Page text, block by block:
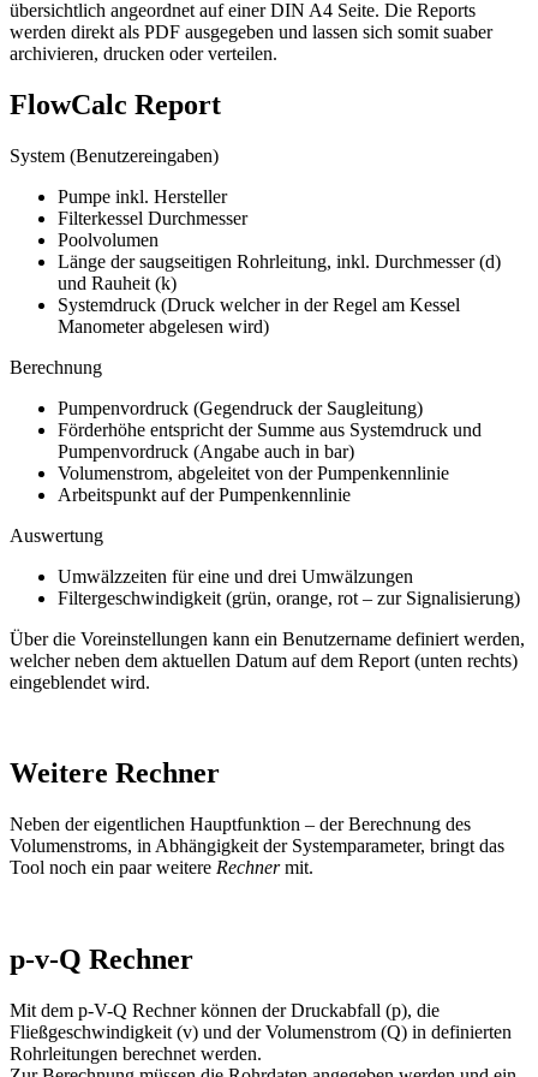
übersichtlich angeordnet auf einer DIN A4 Seite. Die Reports
werden direkt als PDF ausgegeben und lassen sich somit suaber
archivieren, drucken oder verteilen.
FlowCalc Report
System (Benutzereingaben)
Pumpe inkl. Hersteller
Filterkessel Durchmesser
Poolvolumen
Länge der saugseitigen Rohrleitung, inkl. Durchmesser (d)
und Rauheit (k)
Systemdruck (Druck welcher in der Regel am Kessel
Manometer abgelesen wird)
Berechnung
Pumpenvordruck (Gegendruck der Saugleitung)
Förderhöhe entspricht der Summe aus Systemdruck und
Pumpenvordruck (Angabe auch in bar)
Volumenstrom, abgeleitet von der Pumpenkennlinie
Arbeitspunkt auf der Pumpenkennlinie
Auswertung
Umwälzzeiten für eine und drei Umwälzungen
Filtergeschwindigkeit (grün, orange, rot – zur Signalisierung)
Über die Voreinstellungen kann ein Benutzername definiert werden,
welcher neben dem aktuellen Datum auf dem Report (unten rechts)
eingeblendet wird.
Weitere Rechner
Neben der eigentlichen Hauptfunktion – der Berechnung des
Volumenstroms, in Abhängigkeit der Systemparameter, bringt das
Tool noch ein paar weitere Rechnermit.
p-v-Q Rechner
Mit dem p-V-Q Rechner können der Druckabfall (p), die
Fließgeschwindigkeit (v) und der Volumenstrom (Q) in definierten
Rohrleitungen berechnet werden.